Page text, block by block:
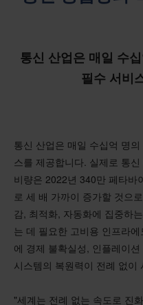
통신 산업은 매일 수
필수 서비
통신 산업은 매일 수십억 명
스를 제공합니다. 실제로 통
비량은 2022년 340만 페타바
로 세 배 가까이 증가할 것으
감, 최적화, 자동화에 집중하
는 데 필요한 고비용 인프라
에 경제 불확실성, 인플레이
시스템의 복원력이 전례 없이
"세계는 전례 없는 속도로 진